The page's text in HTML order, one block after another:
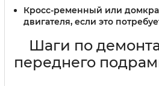
Кросс-ременный или
двигателя, если это
Шаги по
переднего